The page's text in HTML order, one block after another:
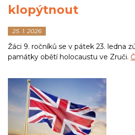
klopýtnout
25. 1. 2026
Žáci 9. ročníků se v pátek 23. ledna
památky obětí holocaustu ve Zruči.